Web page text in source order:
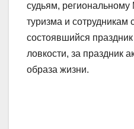
судьям, региональному
туризма и сотрудникам
состоявшийся
ловкости, за праздник
образа жизни.